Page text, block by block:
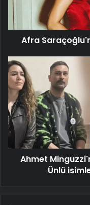
Afra
Ahmet
Minguzzi'nin
katilleri
hakim
karşısında!
Ünlü
isimler
destek
için
adliyede
Ahmet
Ünlü